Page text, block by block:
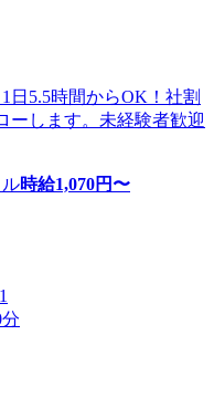
日5.5時間からOK！社割
ーします。未経験者歓迎
時給1,070円〜